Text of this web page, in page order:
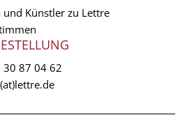
und Künstler zu Lettre
30 87 04 62